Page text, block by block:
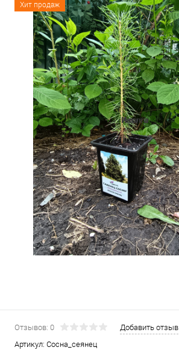
Хит продаж
Отзывов: 0
Добавить отзыв
Артикул: Сосна_сеянец